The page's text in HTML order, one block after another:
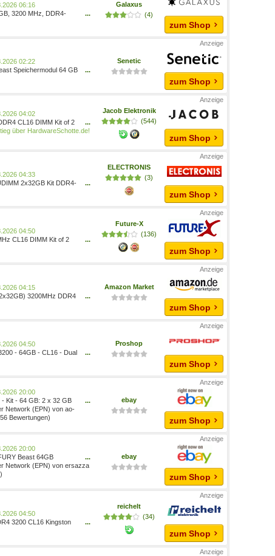
06:16
3200 MHz, DDR4-
...
Galaxus
(4)
zum Shop
02:22
Speichermodul 64 GB
...
Senetic
zum Shop
04:02
CL16 DIMM Kit of 2
64)
...
über HardwareSchotte.de!
Jacob Elektronik
(544)
zum Shop
04:33
2x32GB Kit DDR4-
...
ELECTRONIS
(3)
zum Shop
04:50
CL16 DIMM Kit of 2
...
Future-X
(136)
zum Shop
04:15
3200MHz DDR4
...
Amazon Market
zum Shop
04:50
- 64GB - CL16 - Dual
...
Proshop
zum Shop
20:00
Kit - 64 GB: 2 x 32 GB
...
Network (EPN) von ao-
Bewertungen)
ebay
zum Shop
20:00
Beast 64GB
Kit) B ~D~
...
Network (EPN) von ersazza
ebay
zum Shop
04:50
3200 CL16 Kingston
...
reichelt
(34)
zum Shop